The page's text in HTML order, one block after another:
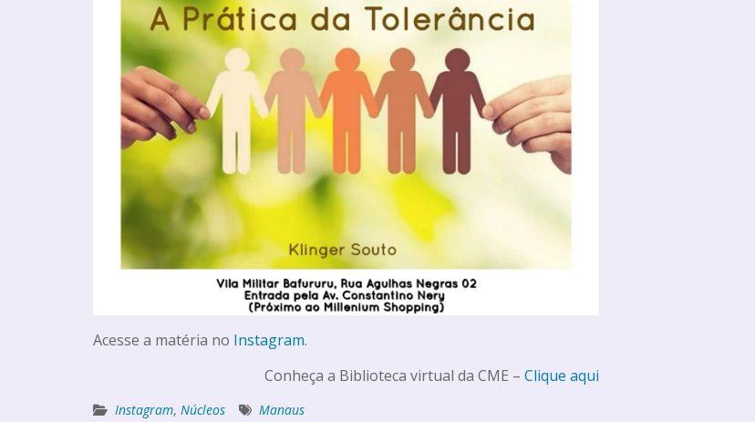
Acesse a matéria no Instagram.
Conheça a Biblioteca virtual da CME – Clique aqui
Instagram, Núcleos Manaus